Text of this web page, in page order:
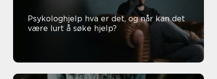
Psykologhjelp hva er det, og når kan det
være lurt å søke hjelp?